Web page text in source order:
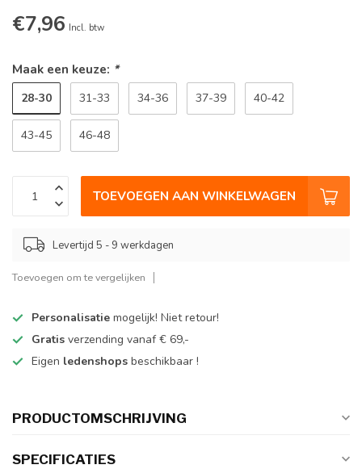
€7,96 Incl. btw
Maak een keuze: *
28-30 31-33 34-36 37-39 40-42
43-45 46-48
TOEVOEGEN AAN WINKELWAGEN
Levertijd 5 - 9 werkdagen
Toevoegen om te vergelijken
Personalisatie mogelijk! Niet retour!
Gratis verzending vanaf € 69,-
Eigen ledenshops beschikbaar !
PRODUCTOMSCHRIJVING
SPECIFICATIES